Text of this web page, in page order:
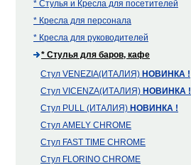
* Стулья и Кресла для посетителей
* Кресла для персонала
* Кресла для руководителей
* Стулья для баров, кафе
Стул VENEZIA(ИТАЛИЯ) НОВИНКА !
Стул VICENZA(ИТАЛИЯ) НОВИНКА !
Стул PULL (ИТАЛИЯ) НОВИНКА !
Cтул AMELY CHROME
Стул FAST TIME CHROME
Стул FLORINO CHROME